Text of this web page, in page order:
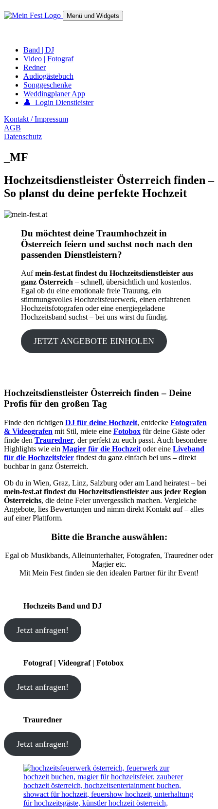
zum
Menü und Widgets
Band | DJ
Video | Fotograf
Redner
Audiogästebuch
Songgeschenke
Weddingplaner App
👤 Login Dienstleister
Kontakt / Impressum
AGB
Datenschutz
_MF
Hochzeitsdienstleister Österreich finden –
So planst du deine perfekte Hochzeit
Du möchtest deine Traumhochzeit in
Österreich feiern und suchst noch nach den
passenden Dienstleistern?
Aufmein-fest.at findest du Hochzeitsdienstleister aus
ganz Österreich– schnell, übersichtlich und kostenlos.
Egal ob du eine emotionale freie Trauung, ein
stimmungsvolles Hochzeitsfeuerwerk, einen erfahrenen
Hochzeitsfotografen oder eine energiegeladene
Hochzeitsband suchst – bei uns wirst du fündig.
JETZT ANGEBOTE EINHOLEN
Hochzeitsdienstleister Österreich finden – Deine
Profis für den großen Tag
Finde den richtigen DJ für deine Hochzeit, entdecke Fotografen
& Videografen mit Stil, miete eine Fotobox für deine Gäste oder
finde den Trauredner, der perfekt zu euch passt. Auch besondere
Highlights wie ein Magier für die Hochzeit oder eine Liveband
für die Hochzeitsfeier findest du ganz einfach bei uns – direkt
buchbar in ganz Österreich.
Ob du in Wien, Graz, Linz, Salzburg oder am Land heiratest – bei
mein-fest.at findest du Hochzeitsdienstleister aus jeder Region
Österreichs, die deine Feier unvergesslich machen. Vergleiche
Angebote, lies Bewertungen und nimm direkt Kontakt auf – alles
auf einer Plattform.
Bitte die Branche auswählen:
Egal ob Musikbands, Alleinunterhalter, Fotografen, Trauredner oder
Magier etc.
Mit Mein Fest finden sie den idealen Partner für ihr Event!
Hochzeits Band und DJ
Jetzt anfragen!
Fotograf | Videograf | Fotobox
Jetzt anfragen!
Trauredner
Jetzt anfragen!